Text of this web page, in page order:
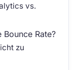
vs.
Rate?
zu